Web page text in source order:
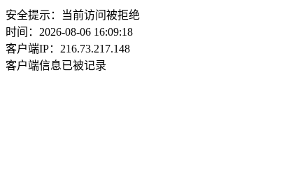
安全提示：当前访问被拒绝
时间：2026-08-06 16:09:18
客户端IP：216.73.217.148
客户端信息已被记录